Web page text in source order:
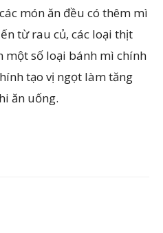
món ăn đều có thêm mì
từ rau củ, các loại thịt
một số loại bánh mì chính
tạo vị ngọt làm tăng
ăn uống.